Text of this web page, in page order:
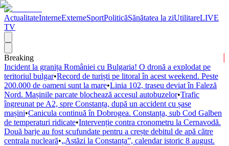
ActualitateInterneExterneSportPoliticăSănătatea la ziUtilitareLIVE
TV
Breaking
Incident la granița României cu Bulgaria! O dronă a explodat pe
teritoriul bulgar•Record de turiști pe litoral în acest weekend. Peste
200.000 de oameni sunt la mare•Linia 102, traseu deviat în Faleză
Nord. Mașinile parcate blochează accesul autobuzelor•Trafic
îngreunat pe A2, spre Constanța, după un accident cu șase
mașini•Canicula continuă în Dobrogea. Constanța, sub Cod Galben
de temperaturi ridicate•Intervenție contra cronometru la Cernavodă.
Două barje au fost scufundate pentru a crește debitul de apă către
centrala nucleară•„Astăzi la Constanța”, calendar istoric 8 august.